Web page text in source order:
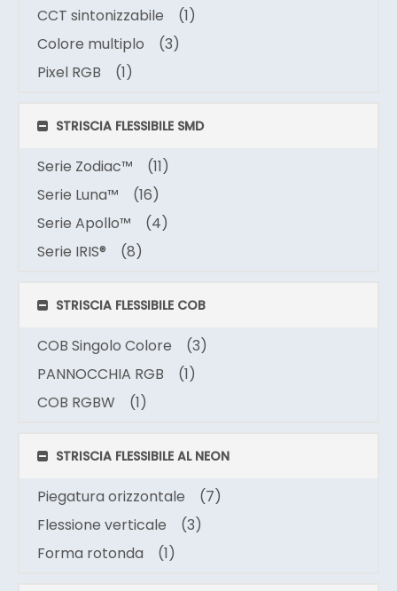
CCT sintonizzabile
(1)
Colore multiplo
(3)
Pixel RGB
(1)
STRISCIA FLESSIBILE SMD
Serie Zodiac™
(11)
Serie Luna™
(16)
Serie Apollo™
(4)
Serie IRIS®
(8)
STRISCIA FLESSIBILE COB
COB Singolo Colore
(3)
PANNOCCHIA RGB
(1)
COB RGBW
(1)
STRISCIA FLESSIBILE AL NEON
Piegatura orizzontale
(7)
Flessione verticale
(3)
Forma rotonda
(1)